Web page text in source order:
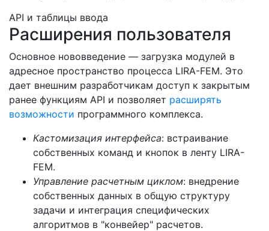
API и таблицы ввода
Расширения пользователя
Основное нововведение — загрузка модулей в
адресное пространство процесса LIRA-FEM. Это
дает внешним разработчикам доступ к закрытым
ранее функциям API и позволяет расширять
возможности программного комплекса.
Кастомизация интерфейса: встраивание
собственных команд и кнопок в ленту LIRA-
FEM.
Управление расчетным циклом: внедрение
собственных данных в общую структуру
задачи и интеграция специфических
алгоритмов в "конвейер" расчетов.